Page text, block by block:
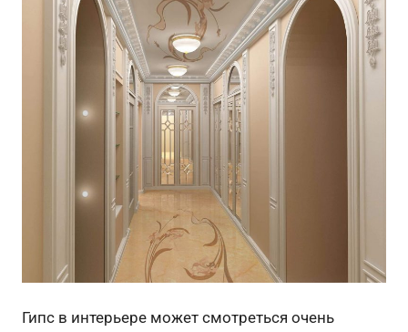
Гипс в интерьере может смотреться очень